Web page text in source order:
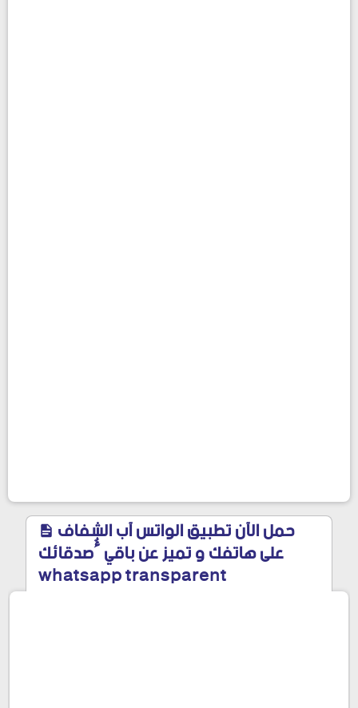
على هاتفك و تميز عن باقي ٱصدقائك
whatsapp transparent